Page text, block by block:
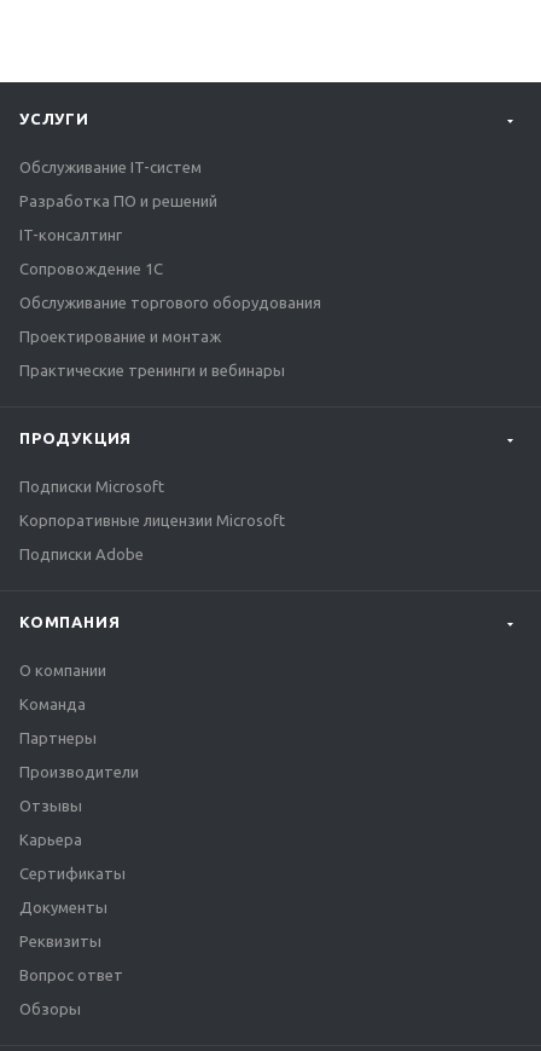
УСЛУГИ
Обслуживание IT-систем
Разработка ПО и решений
IT-консалтинг
Сопровождение 1С
Обслуживание торгового оборудования
Проектирование и монтаж
Практические тренинги и вебинары
ПРОДУКЦИЯ
Подписки Microsoft
Корпоративные лицензии Microsoft
Подписки Adobe
КОМПАНИЯ
О компании
Команда
Партнеры
Производители
Отзывы
Карьера
Сертификаты
Документы
Реквизиты
Вопрос ответ
Обзоры